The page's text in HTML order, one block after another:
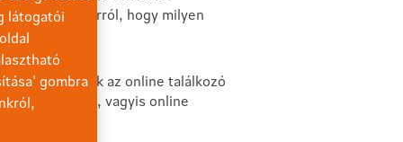
kaphat arról, hogy milyen
megbeszéljék az online találkozó
módján, vagyis online
látogatói
gombra